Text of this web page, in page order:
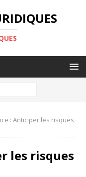
: Anticiper les risques
les risques